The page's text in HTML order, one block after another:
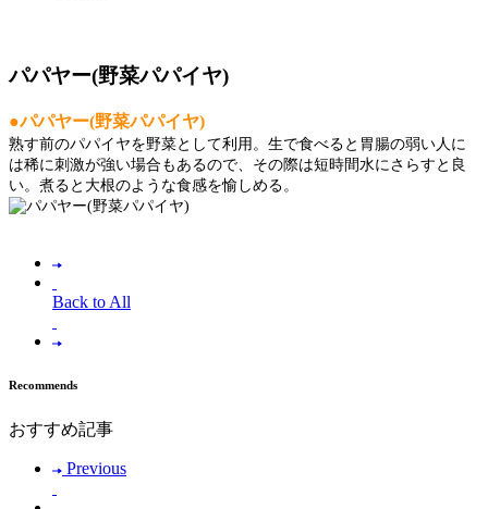
パパヤー(野菜パパイヤ)
●パパヤー(野菜パパイヤ)
熟す前のパパイヤを野菜として利用。生で食べると胃腸の弱い人に
は稀に刺激が強い場合もあるので、その際は短時間水にさらすと良
い。煮ると大根のような食感を愉しめる。
Back to All
Recommends
おすすめ記事
Previous